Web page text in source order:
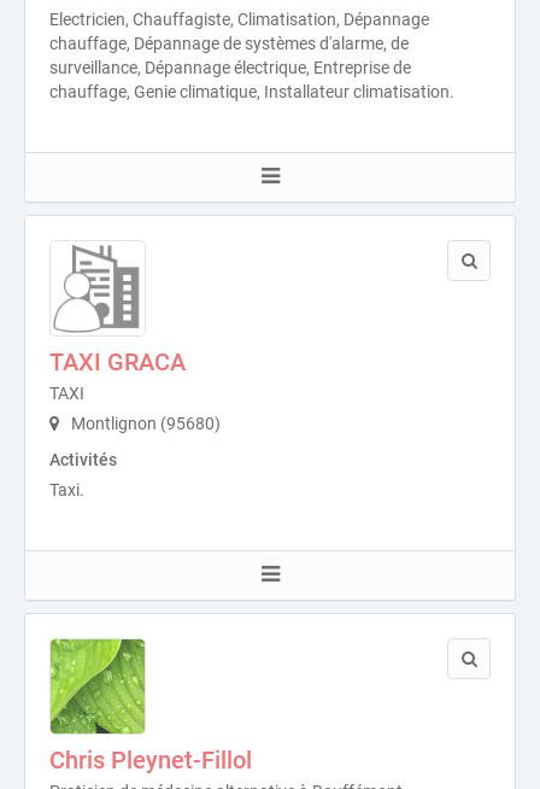
Electricien, Chauffagiste, Climatisation, Dépannage
chauffage, Dépannage de systèmes d'alarme, de
surveillance, Dépannage électrique, Entreprise de
chauffage, Genie climatique, Installateur climatisation.
TAXI GRACA
TAXI
Montlignon (95680)
Activités
Taxi.
Chris Pleynet-Fillol